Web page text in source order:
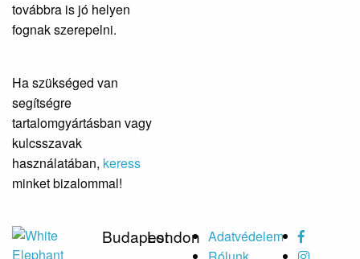
továbbra is jó helyen
fognak szerepelni.
Ha szükséged van
segítségre
tartalomgyártásban vagy
kulcsszavak
használatában, keress
minket bizalommal!
BudapestLondon Adatvédelem